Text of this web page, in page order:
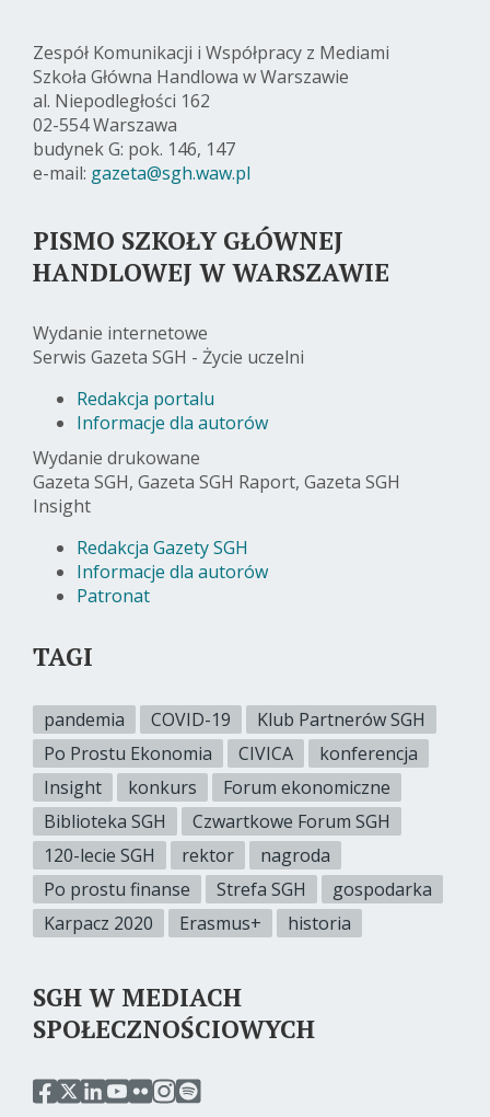
Zespół Komunikacji i Współpracy z Mediami
Szkoła Główna Handlowa w Warszawie
al. Niepodległości 162
02-554 Warszawa
budynek G: pok. 146, 147
e-mail: gazeta@sgh.waw.pl
PISMO SZKOŁY GŁÓWNEJ
HANDLOWEJ W WARSZAWIE
Wydanie internetowe
Serwis Gazeta SGH - Życie uczelni
Redakcja portalu
Informacje dla autorów
Wydanie drukowane
Gazeta SGH, Gazeta SGH Raport, Gazeta SGH
Insight
Redakcja Gazety SGH
Informacje dla autorów
Patronat
TAGI
pandemia COVID-19
Klub Partnerów SGH
Po Prostu Ekonomia
CIVICA
konferencja
Insight
konkurs
Forum ekonomiczne
Biblioteka SGH
Czwartkowe Forum SGH
120-lecie SGH
rektor
nagroda
Po prostu finanse
Strefa SGH
gospodarka
Karpacz 2020
Erasmus+ historia
SGH W MEDIACH
SPOŁECZNOŚCIOWYCH
przejdź
przejdź
przejdź
przejdź
przejdź
przejdźprzejdź